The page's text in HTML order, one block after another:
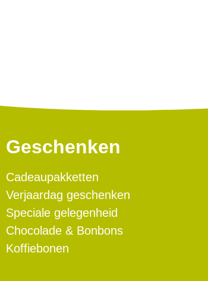
Geschenken
Cadeaupakketten
Verjaardag geschenken
Speciale gelegenheid
Chocolade & Bonbons
Koffiebonen